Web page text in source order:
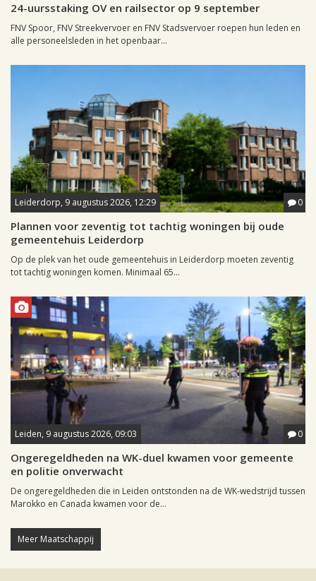
24-uursstaking OV en railsector op 9 september
FNV Spoor, FNV Streekvervoer en FNV Stadsvervoer roepen hun leden en
alle personeelsleden in het openbaar...
Leiderdorp, 9 augustus 2026, 12:29 0
Plannen voor zeventig tot tachtig woningen bij oude
gemeentehuis Leiderdorp
Op de plek van het oude gemeentehuis in Leiderdorp moeten zeventig
tot tachtig woningen komen. Minimaal 65...
Leiden, 9 augustus 2026, 09:03 0
Ongeregeldheden na WK-duel kwamen voor gemeente
en politie onverwacht
De ongeregeldheden die in Leiden ontstonden na de WK-wedstrijd tussen
Marokko en Canada kwamen voor de...
Meer Maatschappij